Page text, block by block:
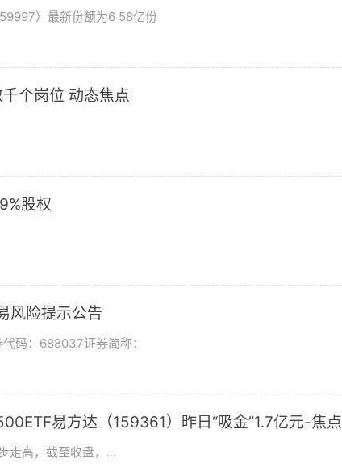
）最新份额为6 58亿份
个岗位 动态焦点
股权
风险提示公告
码：688037证券简称：
易方达（159361）昨日“吸金”1.7亿元-焦点
走高，截至收盘，...